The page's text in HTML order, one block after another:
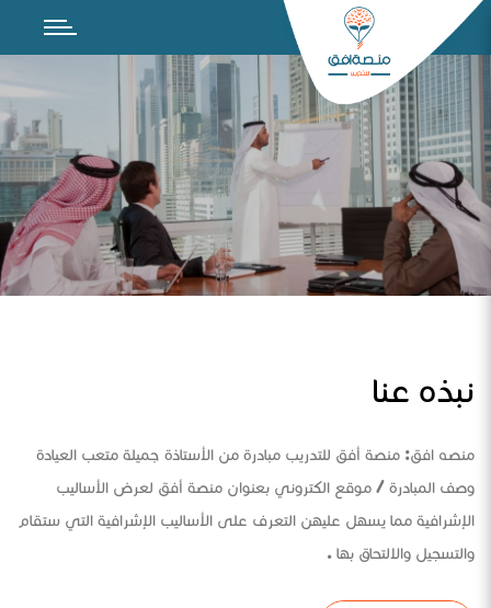
نبذه عنا
منصه افق: منصة أفق للتدريب مبادرة من الأستاذة جميلة متعب العيادة
وصف المبادرة / موقع الكتروني بعنوان منصة أفق لعرض الأساليب
الإشرافية مما يسهل عليهن التعرف على الأساليب الإشرافية التي ستقام
والتسجيل والالتحاق بها .